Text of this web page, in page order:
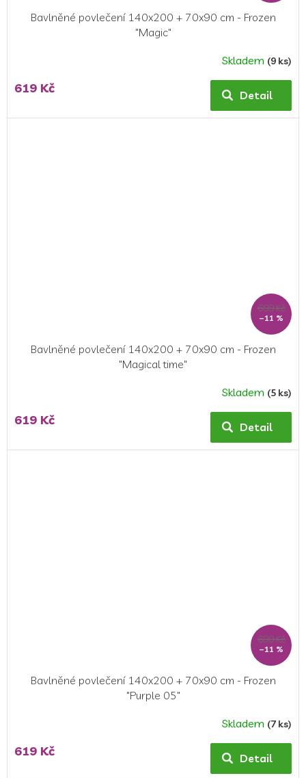
Bavlněné povlečení 140x200 + 70x90 cm - Frozen
"Magic"
Skladem (9 ks)
619 Kč Detail
699 Kč
–11 %
Bavlněné povlečení 140x200 + 70x90 cm - Frozen
"Magical time"
produktu
5,0
Skladem (5 ks)
619 Kč Detail
699 Kč
–11 %
Bavlněné povlečení 140x200 + 70x90 cm - Frozen
"Purple 05"
produktu
Skladem (7 ks)
619 Kč Detail